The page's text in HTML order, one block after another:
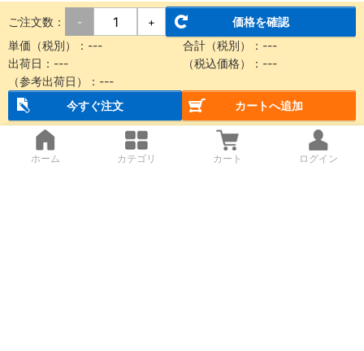
ご注文数： - +
価格を確認
単価（税別）： --- 合計（税別）： ---
出荷日： --- （税込価格）： ---
（参考出荷日）： ---
今すぐ注文
カートへ追加
ホーム カテゴリ カート ログイン